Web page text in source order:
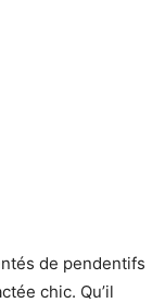
de pendentifs
chic. Qu’il